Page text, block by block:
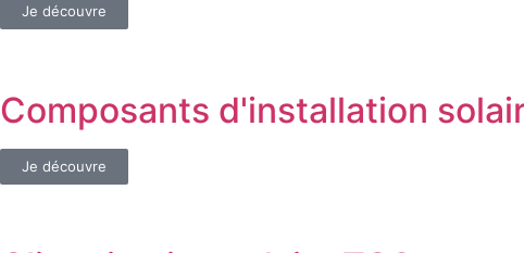
Je découvre
Composants d'installation
Je découvre